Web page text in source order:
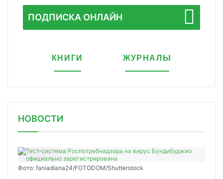
ПОДПИСКА ОНЛАЙН
КНИГИ ЖУРНАЛЫ
НОВОСТИ
Фото: faniadiana24/FOTODOM/Shutterstock